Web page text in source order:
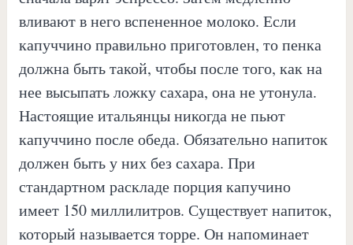
вливают в него вспененное молоко. Если
капуччино правильно приготовлен, то пенка
должна быть такой, чтобы после того, как на
нее высыпать ложку сахара, она не утонула.
Настоящие итальянцы никогда не пьют
капуччино после обеда. Обязательно напиток
должен быть у них без сахара. При
стандартном раскладе порция капучино
имеет 150 миллилитров. Существует напиток,
который называется торре. Он напоминает